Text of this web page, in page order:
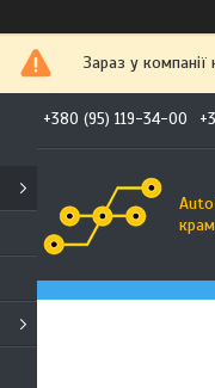
Зараз у
+380 (95) 119-34-00